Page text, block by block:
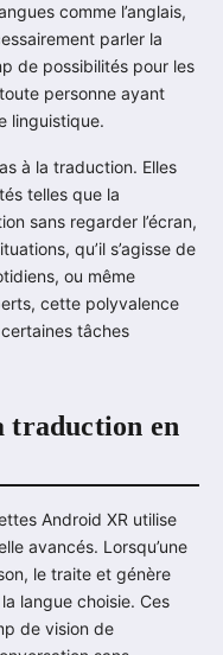
comme l’anglais,
parler la
de possibilités pour les
personne ayant
linguistique.
à la traduction. Elles
telles que la
sans regarder l’écran,
qu’il s’agisse de
ou même
cette polyvalence
tâches
traduction en
Android XR utilise
avancés. Lorsqu’une
le traite et génère
langue choisie. Ces
de vision de